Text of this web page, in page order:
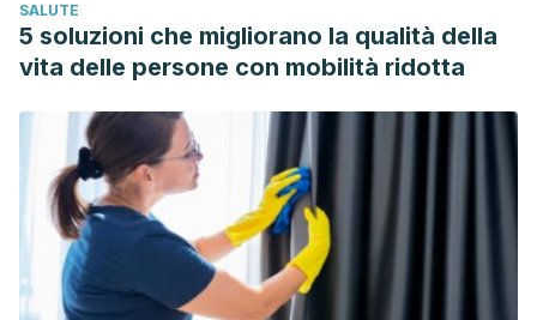
Sac García, M.P.
fisioterapéutico en dolor cervical y lumbar.
Facultad de
Ciencias de la Salud. Universidad Rafael Landívar, 2013.
SALUTE
5 soluzioni che migliorano la qualità della
vita delle persone con mobilità ridotta